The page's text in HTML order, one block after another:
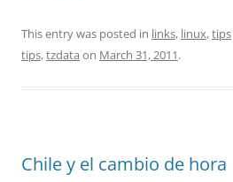
This entry was posted in links, linux,tips
tips,tzdata on March 31, 2011.
Chile y el cambio de hora